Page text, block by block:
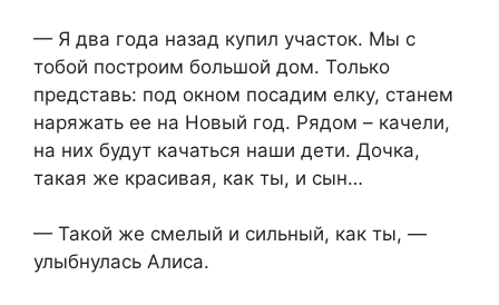
— Я два года назад купил участок. Мы с
тобой построим большой дом. Только
представь: под окном посадим елку, станем
наряжать ее на Новый год. Рядом – качели,
на них будут качаться наши дети. Дочка,
такая же красивая, как ты, и сын…
— Такой же смелый и сильный, как ты, —
улыбнулась Алиса.